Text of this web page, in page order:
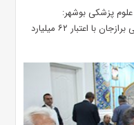
پزشکی بوشهر:
پروژه‌های عمرانی بیمارستان شهید گنجی برازجان با اعتبار ۶۲ میلیارد